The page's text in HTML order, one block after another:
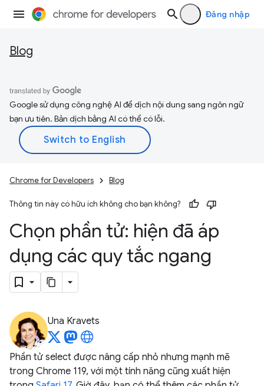
Đăng nhập
Blog
Google sử dụng công nghệ AI để dịch nội dung sang ngôn ngữ
bạn ưu tiên. Bản dịch bằng AI có thể có lỗi.
Chrome for Developers Blog
Thông tin này có hữu ích không cho bạn không?
Chọn phần tử: hiện đã áp
dụng các quy tắc ngang
Una Kravets
Phần tử select được nâng cấp nhỏ nhưng mạnh mẽ
trong Chrome 119, với một tính năng cũng xuất hiện